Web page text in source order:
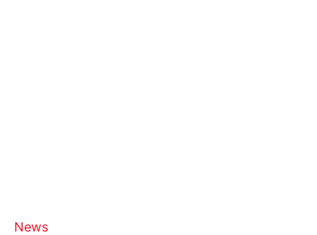
News